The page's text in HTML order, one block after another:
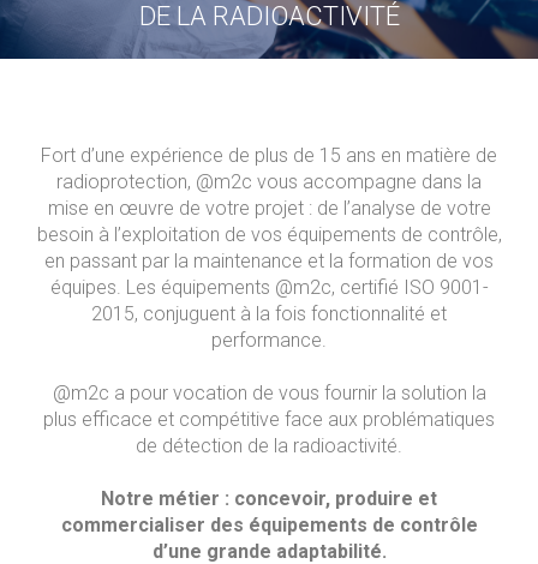
DE LA RADIOACTIVITÉ
Fort d’une expérience de plus de 15 ans en matière de
radioprotection, @m2c vous accompagne dans la
mise en œuvre de votre projet : de l’analyse de votre
besoin à l’exploitation de vos équipements de contrôle,
en passant par la maintenance et la formation de vos
équipes. Les équipements @m2c, certifié ISO 9001-
2015, conjuguent à la fois fonctionnalité et
performance.
@m2c a pour vocation de vous fournir la solution la
plus efficace et compétitive face aux problématiques
de détection de la radioactivité.
Notre métier : concevoir, produire et
commercialiser des équipements de contrôle
d’une grande adaptabilité.